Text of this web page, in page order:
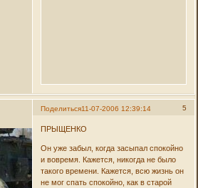
Поделиться 5
11-07-2006 12:39:14
ПРЫЩЕНКО
Он уже забыл, когда засыпал спокойно
и вовремя. Кажется, никогда не было
такого времени. Кажется, всю жизнь он
не мог спать спокойно, как в старой